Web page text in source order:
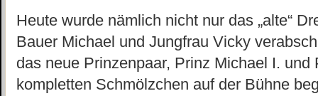
Heute wurde nämlich nicht nur das „alte“
Bauer Michael und Jungfrau Vicky
das neue Prinzenpaar, Prinz Michael I.
kompletten Schmölzchen auf der Bühne